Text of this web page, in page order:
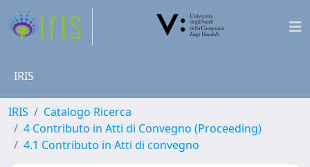
IRIS
IRIS
Catalogo Ricerca
4 Contributo in Atti di Convegno (Proceeding)
4.1 Contributo in Atti di convegno